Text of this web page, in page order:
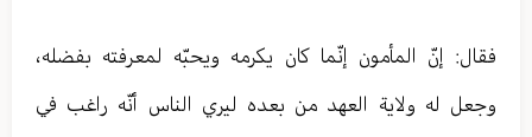
فقال: إنّ المأمون إنّما كان يكرمه ويحبّه لمعرفته بفضله،
وجعل له ولاية العهد من بعده ليري الناس أنّه راغب في